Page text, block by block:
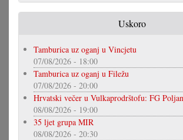
Uskoro
Tamburica uz oganj u Vincjetu
07/08/2026 - 18:00
Tamburica uz oganj u Filežu
07/08/2026 - 20:00
Hrvatski večer u Vulkaprodrštofu: FG
08/08/2026 - 19:00
35 ljet grupa MIR
08/08/2026 - 20:30